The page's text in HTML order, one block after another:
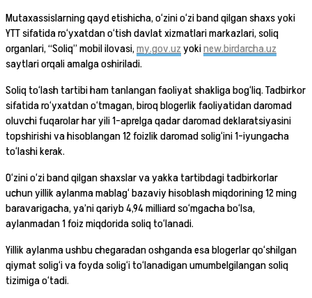
Mutaxassislarning qayd etishicha, o‘zini o‘zi band qilgan shaxs yoki
YTT sifatida ro‘yxatdan o‘tish davlat xizmatlari markazlari, soliq
organlari, “Soliq” mobil ilovasi,my.gov.uzyokinew.birdarcha.uz
saytlari orqali amalga oshiriladi.
Soliq to‘lash tartibi ham tanlangan faoliyat shakliga bog‘liq. Tadbirkor
sifatida ro‘yxatdan o‘tmagan, biroq blogerlik faoliyatidan daromad
oluvchi fuqarolar har yili 1-aprelga qadar daromad deklaratsiyasini
topshirishi va hisoblangan 12 foizlik daromad solig‘ini 1-iyungacha
to‘lashi kerak.
O‘zini o‘zi band qilgan shaxslar va yakka tartibdagi tadbirkorlar
uchun yillik aylanma mablag‘ bazaviy hisoblash miqdorining 12 ming
baravarigacha, ya’ni qariyb 4,94 milliard so‘mgacha bo‘lsa,
aylanmadan 1 foiz miqdorida soliq to‘lanadi.
Yillik aylanma ushbu chegaradan oshganda esa blogerlar qo‘shilgan
qiymat solig‘i va foyda solig‘i to‘lanadigan umumbelgilangan soliq
tizimiga o‘tadi.